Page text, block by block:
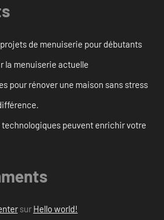
de menuiserie pour débutants
la menuiserie actuelle
pour rénover une maison sans stress
technologiques peuvent enrichir votre
sur Hello world!